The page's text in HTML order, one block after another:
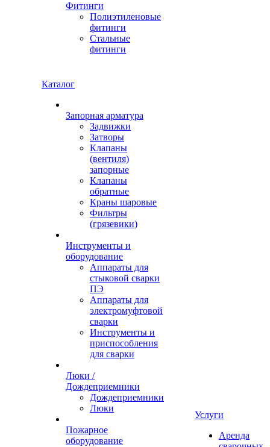
Фитинги
Полиэтиленовые
фитинги
Стальные
фитинги
Каталог
Запорная арматура
Задвижки
Затворы
Клапаны
(вентиля)
запорные
Клапаны
обратные
Краны шаровые
Фильтры
(грязевики)
Инструменты и
оборудование
Аппараты для
стыковой сварки
ПЭ
Аппараты для
электромуфтовой
сварки
Инструменты и
приспособления
для сварки
Люки /
Дождеприемники
Дождеприемники
Люки
Пожарное
оборудование
Услуги
Аренда